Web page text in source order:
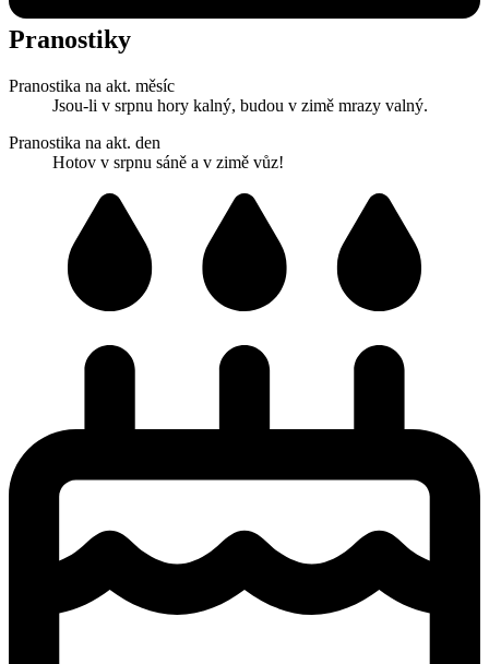
Pranostiky
Pranostika na akt. měsíc
Jsou-li v srpnu hory kalný, budou v zimě mrazy valný.
Pranostika na akt. den
Hotov v srpnu sáně a v zimě vůz!